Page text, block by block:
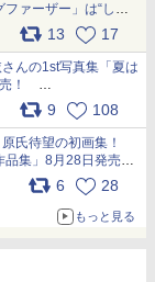
ァーザー」は“しゃ
な暮らしを描く 「も
」……一緒に暮らす愛
hEr88DgVyD
13 17
さんの1st写真集「夏は
売！
9 108
原氏待望の初画集！
品集」8月28日発売
6 28
もっと見る